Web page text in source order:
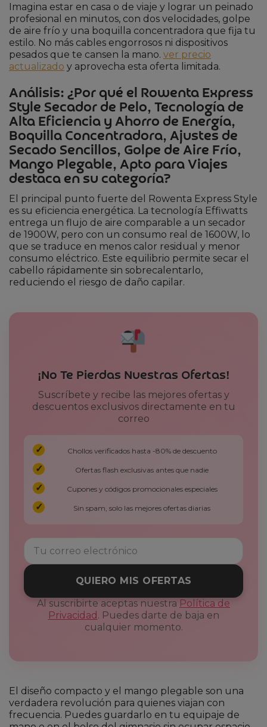
Imagina estar en casa o de viaje y lograr un peinado
profesional en minutos, con dos velocidades, golpe
de aire frío y una boquilla concentradora que fija tu
estilo. No más cables engorrosos ni dispositivos
pesados que te cansen la mano. ver precio
actualizado y aprovecha esta oferta limitada.
Análisis: ¿Por qué el Rowenta Express
Style Secador de Pelo, Tecnología de
Alta Eficiencia y Ahorro de Energía,
Boquilla Concentradora, Ajustes de
Secado Sencillos, Golpe de Aire Frío,
Mango Plegable, Apto para Viajes
destaca en su categoría?
El principal punto fuerte del Rowenta Express Style
es su eficiencia energética. La tecnología Effiwatts
entrega un flujo de aire comparable a un secador
de 1900W, pero con un consumo real de 1600W, lo
que se traduce en menos calor residual y menor
consumo eléctrico. Este equilibrio permite secar el
cabello rápidamente sin sobrecalentarlo,
reduciendo el riesgo de daño capilar.
¡No Te Pierdas Nuestras Ofertas!
Suscríbete y recibe las mejores ofertas y
descuentos exclusivos directamente en tu
correo
Chollos verificados hasta -80% de descuento
Ofertas flash exclusivas antes que nadie
Cupones y códigos promocionales especiales
Sin spam, solo las mejores ofertas diarias
QUIERO MIS OFERTAS
Al suscribirte aceptas nuestra Política de
Privacidad . Puedes darte de baja en
cualquier momento.
El diseño compacto y el mango plegable son una
verdadera revolución para quienes viajan con
frecuencia. Puedes guardarlo en tu equipaje de